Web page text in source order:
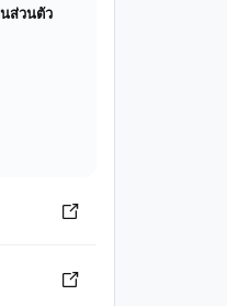
ส่วนตัว